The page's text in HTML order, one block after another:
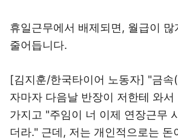
휴일근무에서 배제되면, 월급이
줄어듭니다.
[김지훈/한국타이어 노동자] "금속
자마자 다음날 반장이 저한테 와
가지고 "주임이 너 이제 연장근무
더라." 근데, 저는 개인적으로는 돈